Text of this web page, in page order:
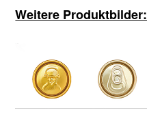
Weitere Produktbilder: